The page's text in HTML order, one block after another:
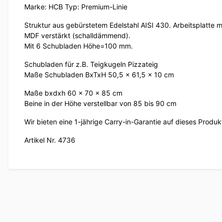
Marke: HCB Typ: Premium-Linie
Struktur aus gebürstetem Edelstahl AISI 430. Arbeitsplatte
MDF verstärkt (schalldämmend).
Mit 6 Schubladen Höhe=100 mm.
Schubladen für z.B. Teigkugeln Pizzateig
Maße Schubladen BxTxH 50,5 x 61,5 x 10 cm
Maße bxdxh 60 x 70 x 85 cm
Beine in der Höhe verstellbar von 85 bis 90 cm
Wir bieten eine 1-jährige Carry-in-Garantie auf dieses
Artikel Nr. 4736